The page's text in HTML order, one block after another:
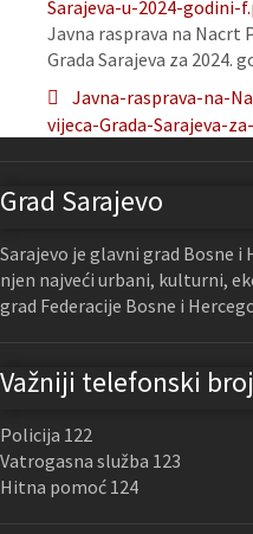
Sarajeva-u-2024-godini-
Javna rasprava na Nacrt
Grada Sarajeva za 2024.
Javna-rasprava-na-
vijeca-Grada-Sarajeva-
Grad Sarajevo
Sarajevo je glavni grad Bosne
njen najveći urbani, kulturni,
grad Federacije Bosne i
Važniji telefonski
Policija 122
Vatrogasna služba 123
Hitna pomoć 124